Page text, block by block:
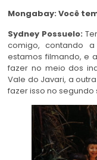
Mongabay: Você
Sydney Possuelo:
comigo, contando
estamos filmando, e
fazer no meio dos
Vale do Javari, a
fazer isso no segundo